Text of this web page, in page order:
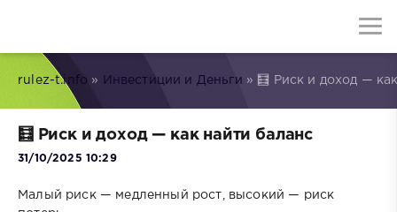
rulez-t.info » Инвестиции и Деньги » 🧮 Риск и доход —
🧮 Риск и доход — как найти баланс
31/10/2025 10:29
Малый риск — медленный рост, высокий — риск